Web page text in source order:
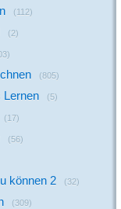
(112)
(2)
(805)
Lernen (5)
(17)
(56)
können 2 (32)
(309)